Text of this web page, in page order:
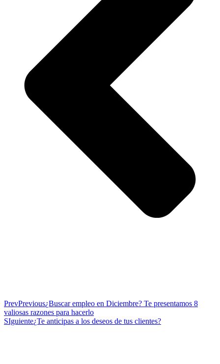
PrevPrevious¿Buscar empleo en Diciembre? Te presentamos 8
valiosas razones para hacerlo
SIguiente¿Te anticipas a los deseos de tus clientes?